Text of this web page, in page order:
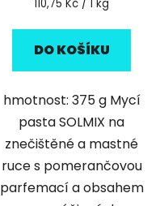
110,75 Kč / 1 kg
DO KOŠÍKU
hmotnost: 375 g Mycí
pasta SOLMIX na
znečištěné a mastné
ruce s pomerančovou
parfemací a obsahem